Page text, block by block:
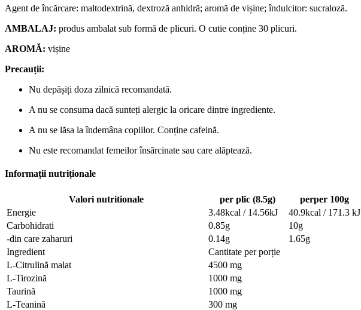
Agent de încărcare: maltodextrină, dextroză anhidră; aromă de vișine; îndulcitor: sucraloză.
AMBALAJ: produs ambalat sub formă de plicuri. O cutie conține 30 plicuri.
AROMĂ: vișine
Precauții:
Nu depășiți doza zilnică recomandată.
A nu se consuma dacă sunteți alergic la oricare dintre ingrediente.
A nu se lăsa la îndemâna copiilor. Conține cafeină.
Nu este recomandat femeilor însărcinate sau care alăptează.
Informații nutriționale
Valori nutritionale per plic (8.5g)
perper 100g
Energie
3.48kcal / 14.56kJ
40.9kcal / 171.3 kJ
Carbohidrati
0.85g
10g
-din care zaharuri
0.14g
1.65g
Ingredient
Cantitate per porție
L-Citrulină malat
4500 mg
L-Tirozină
1000 mg
Taurină
1000 mg
L-Teanină
300 mg